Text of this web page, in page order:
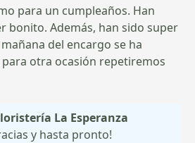
para un cumpleaños. Han
bonito. Además, han sido super
del encargo se ha
otra ocasión repetiremos
La Esperanza
y hasta pronto!